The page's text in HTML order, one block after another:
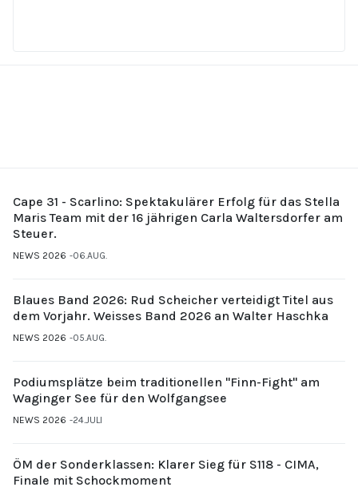
Cape 31 - Scarlino: Spektakulärer Erfolg für das Stella
Maris Team mit der 16 jährigen Carla Waltersdorfer am
Steuer.
NEWS 2026 06.AUG.
Blaues Band 2026: Rud Scheicher verteidigt Titel aus
dem Vorjahr. Weisses Band 2026 an Walter Haschka
NEWS 2026 05.AUG.
Podiumsplätze beim traditionellen "Finn-Fight" am
Waginger See für den Wolfgangsee
NEWS 2026 24.JULI
ÖM der Sonderklassen: Klarer Sieg für S118 - CIMA,
Finale mit Schockmoment